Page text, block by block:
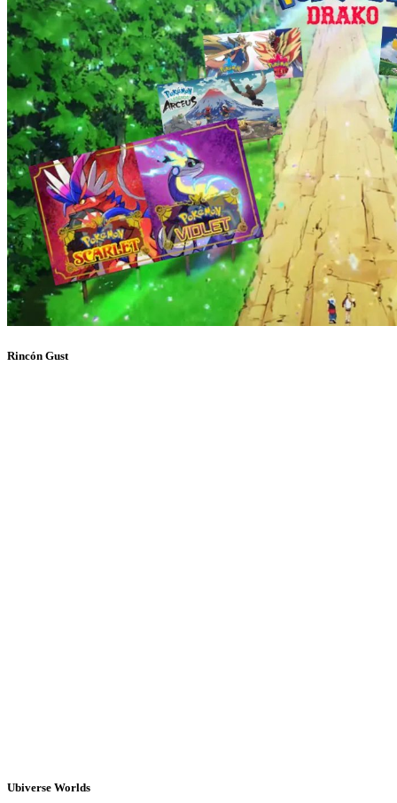
Rincón Gust
Ubiverse Worlds